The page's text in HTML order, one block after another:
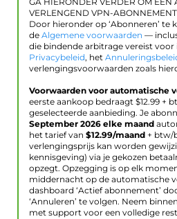
GA HIERONDER VERDER OM EEN
VERLENGEND VPN-
Door hieronder op ‘Abonneren’ te
de Algemene voorwaarden —
die bindende arbitrage vereist voor
Privacybeleid, het
verlengingsvoorwaarden zoals
Voorwaarden voor automatische
eerste aankoop bedraagt $12.99 +
geselecteerde aanbieding. Je
September 2026 elke maand
het tarief van $12.99/maand + btw/
verlengingsprijs kan worden
kennisgeving) via je gekozen
opzegt. Opzegging is op elk
middernacht op de automatische
dashboard ‘Actief abonnement’
‘Annuleren’ te volgen. Neem
met support voor een volledige